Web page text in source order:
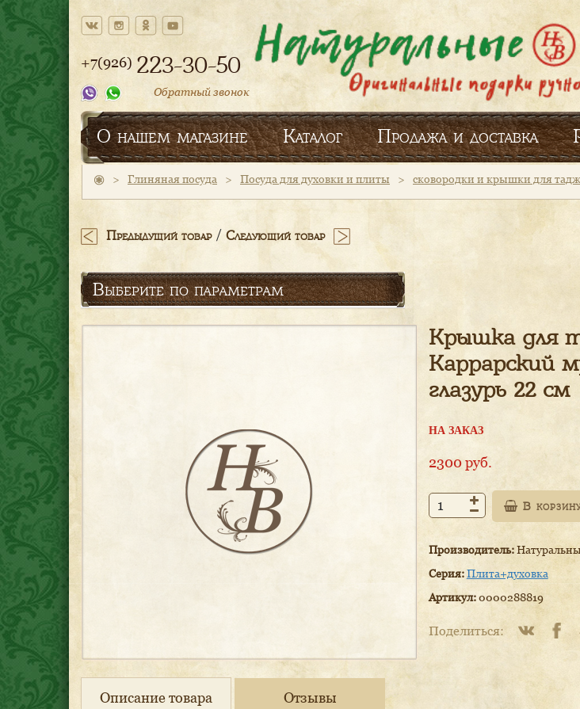
+7(926) 223-30-50
Обратный звонок
О нашем магазине Каталог Продажа и доставка
> Глиняная посуда > Посуда для духовки и плиты > сковородки и крышки для
Предыдущий товар/ Следующий товар
Выберите по параметрам
Крышка для
Каррарский
глазурь 22 см
НА ЗАКАЗ
2300руб.
В
Производитель:
Серия:Плита+духовка
Артикул:0000288819
Поделиться:
Описание товара Отзывы